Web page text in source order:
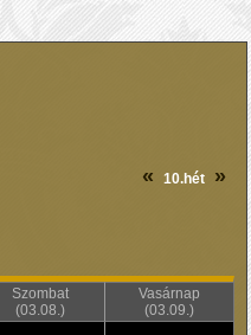
« 10.hét »
Szombat
(03.08.)
Vasárnap
(03.09.)